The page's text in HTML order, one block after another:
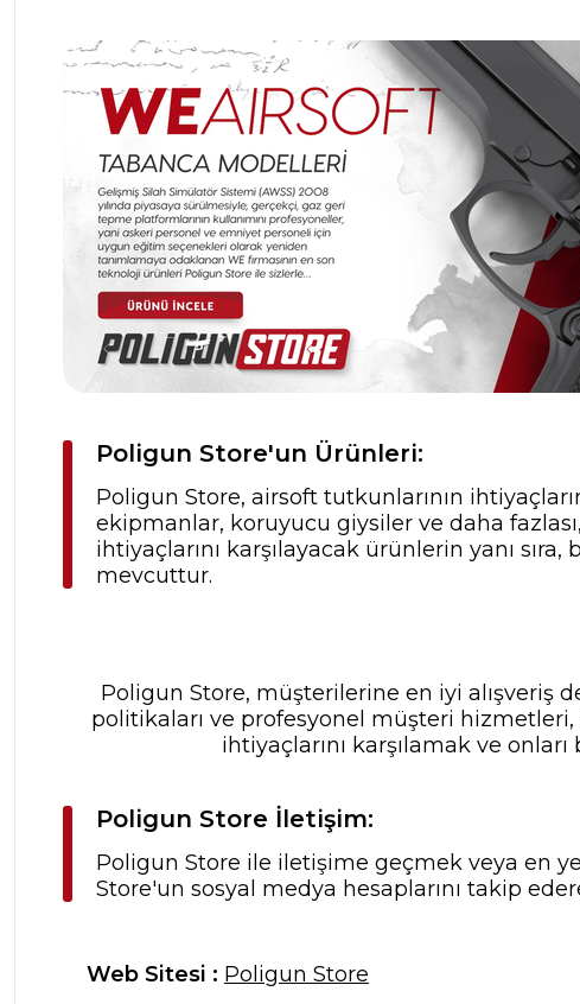
Poligun Store'un Ürünleri:
Poligun Store, airsoft tutkunlarının
ekipmanlar, koruyucu giysiler ve daha
ihtiyaçlarını karşılayacak ürünlerin yanı
mevcuttur.
Poligun Store, müşterilerine en iyi alışveriş
politikaları ve profesyonel müşteri hizmetleri,
ihtiyaçlarını karşılamak ve
Poligun Store İletişim:
Poligun Store ile iletişime geçmek veya en
Store'un sosyal medya hesaplarını takip
Web Sitesi : Poligun Store